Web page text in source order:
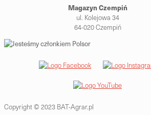
Magazyn Czempiń
ul. Kolejowa 34
64-020 Czempiń
Copyright © 2023 BAT-Agrar.pl